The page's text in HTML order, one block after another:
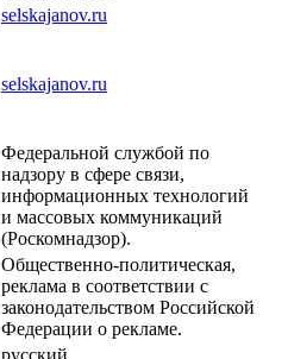
selskajanov.ru
selskajanov.ru
Федеральной службой по
надзору в сфере связи,
информационных технологий
и массовых коммуникаций
(Роскомнадзор).
Общественно-политическая,
реклама в соответствии с
законодательством Российской
Федерации о рекламе.
русский